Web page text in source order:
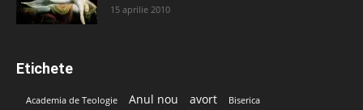
15 aprilie 2010
Etichete
Academia de Teologie Anul nou avort Biserica